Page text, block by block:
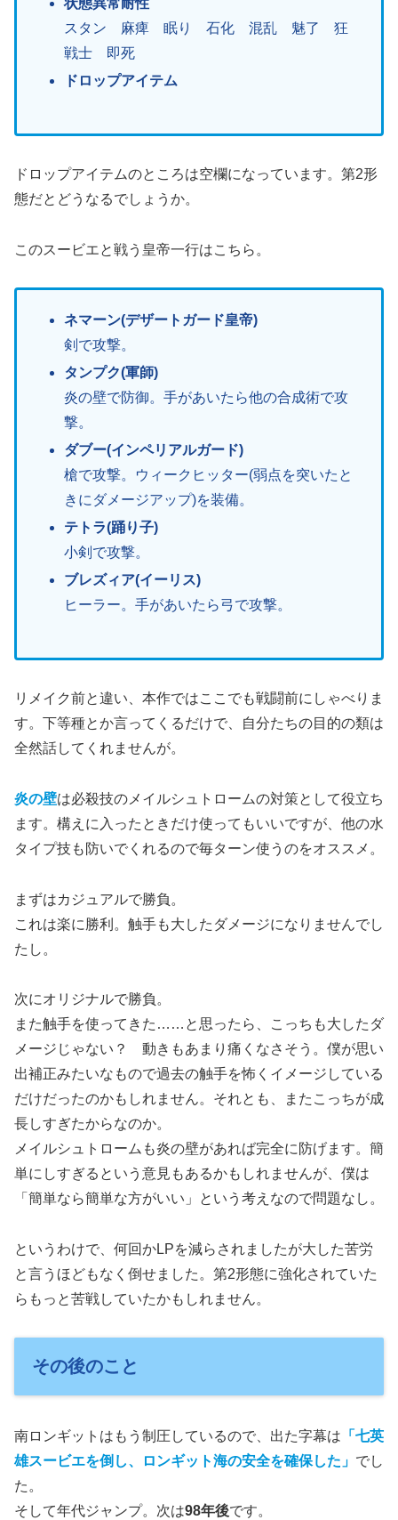
状態異常耐性
スタン 麻痺 眠り 石化 混乱 魅了 狂
戦士 即死
ドロップアイテム
ドロップアイテムのところは空欄になっています。第2形
態だとどうなるでしょうか。
このスービエと戦う皇帝一行はこちら。
ネマーン(デザートガード皇帝)
剣で攻撃。
タンプク(軍師)
炎の壁で防御。手があいたら他の合成術で攻
撃。
ダブー(インペリアルガード)
槍で攻撃。ウィークヒッター(弱点を突いたと
きにダメージアップ)を装備。
テトラ(踊り子)
小剣で攻撃。
ブレズィア(イーリス)
ヒーラー。手があいたら弓で攻撃。
リメイク前と違い、本作ではここでも戦闘前にしゃべりま
す。下等種とか言ってくるだけで、自分たちの目的の類は
全然話してくれませんが。
炎の壁は必殺技のメイルシュトロームの対策として役立ち
ます。構えに入ったときだけ使ってもいいですが、他の水
タイプ技も防いでくれるので毎ターン使うのをオススメ。
まずはカジュアルで勝負。
これは楽に勝利。触手も大したダメージになりませんでし
たし。
次にオリジナルで勝負。
また触手を使ってきた……と思ったら、こっちも大したダ
メージじゃない？ 動きもあまり痛くなさそう。僕が思い
出補正みたいなもので過去の触手を怖くイメージしている
だけだったのかもしれません。それとも、またこっちが成
長しすぎたからなのか。
メイルシュトロームも炎の壁があれば完全に防げます。簡
単にしすぎるという意見もあるかもしれませんが、僕は
「簡単なら簡単な方がいい」という考えなので問題なし。
というわけで、何回かLPを減らされましたが大した苦労
と言うほどもなく倒せました。第2形態に強化されていた
らもっと苦戦していたかもしれません。
その後のこと
南ロンギットはもう制圧しているので、出た字幕は 「七英
雄スービエを倒し、ロンギット海の安全を確保した」 でし
た。
そして年代ジャンプ。次は98年後です。